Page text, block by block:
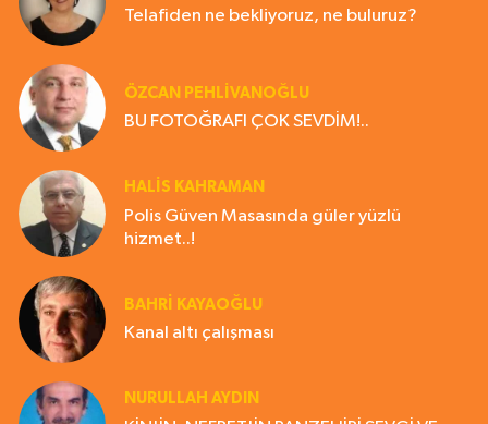
Telafiden ne bekliyoruz, ne buluruz?
ÖZCAN PEHLİVANOĞLU
BU FOTOĞRAFI ÇOK SEVDİM!..
HALIS KAHRAMAN
Polis Güven Masasında güler yüzlü
hizmet..!
BAHRI KAYAOĞLU
Kanal altı çalışması
NURULLAH AYDIN